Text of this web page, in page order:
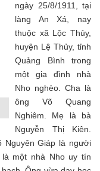
ngày 25/8/1911, tại
làng An Xá, nay
thuộc xã Lộc Thủy,
huyện Lệ Thủy, tỉnh
Quảng Bình trong
một gia đình nhà
Nho nghèo. Cha là
ông Võ Quang
Nghiêm. Mẹ là bà
Nguyễn Thị Kiên.
Giáp là người
một nhà Nho uy tín